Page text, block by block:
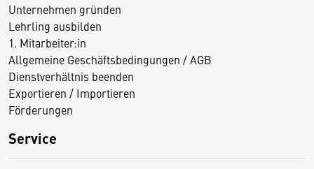
Unternehmen gründen
Lehrling ausbilden
1. Mitarbeiter:in
Allgemeine Geschäftsbedingungen / AGB
Dienstverhältnis beenden
Exportieren / Importieren
Förderungen
Service